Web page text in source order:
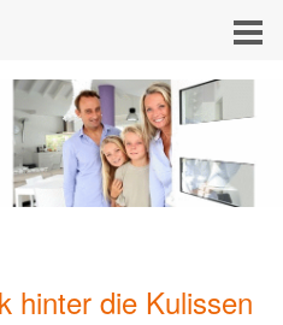
hinter die Kulissen